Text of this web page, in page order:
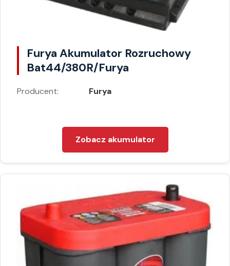
Furya Akumulator Rozruchowy
Bat44/380R/Furya
Producent: Furya
Zobacz akumulator